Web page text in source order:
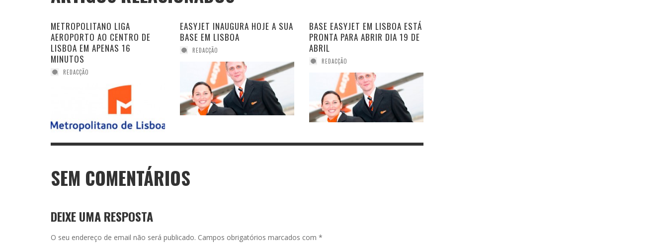
METROPOLITANO LIGA
AEROPORTO AO CENTRO DE
LISBOA EM APENAS 16
MINUTOS
REDACÇÃO
EASYJET INAUGURA HOJE A SUA
BASE EM LISBOA
REDACÇÃO
BASE EASYJET EM LISBOA ESTÁ
PRONTA PARA ABRIR DIA 19 DE
ABRIL
REDACÇÃO
SEM COMENTÁRIOS
DEIXE UMA RESPOSTA
O seu endereço de email não será publicado. Campos obrigatórios marcados com *